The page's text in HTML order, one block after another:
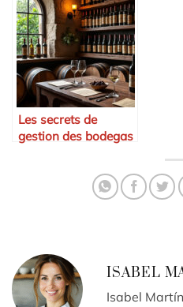
Les secrets de
gestion des bodegas
ISABEL
Isabel